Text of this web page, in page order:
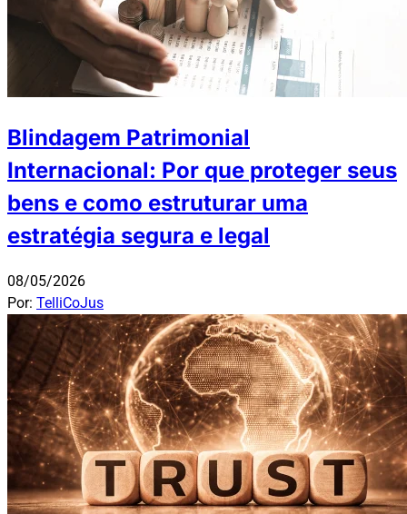
Blindagem Patrimonial
Internacional: Por que proteger seus
bens e como estruturar uma
estratégia segura e legal
08/05/2026
Por: TelliCoJus